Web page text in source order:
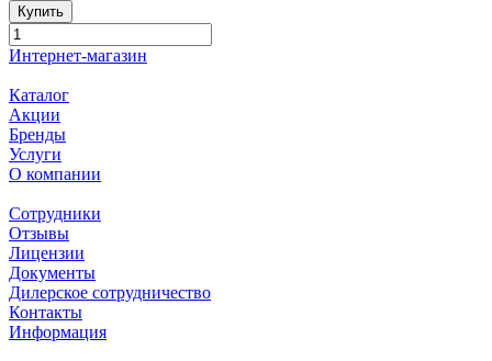
Купить
Интернет-магазин
Каталог
Акции
Бренды
Услуги
О компании
Сотрудники
Отзывы
Лицензии
Документы
Дилерское сотрудничество
Контакты
Информация